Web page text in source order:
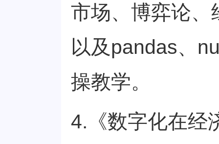
市场、博弈论、
以及pandas、
操教学。
4.《数字化在经